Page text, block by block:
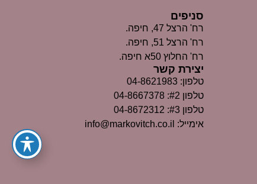
סניפים
רח' הרצל 47, חיפה.
רח' הרצל 51, חיפה.
רח' החלוץ 50א חיפה.
יצירת קשר
טלפון: 04-8621983
טלפון #2: 04-8667378
טלפון #3: 04-8672312
אימייל: info@markovitch.co.il